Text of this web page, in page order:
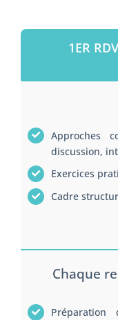
1ER
Approches
discussion,
Exercices
Cadre
Chaque
Préparation